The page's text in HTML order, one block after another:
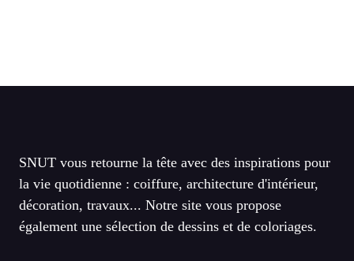
SNUT vous retourne la tête avec des inspirations pour
la vie quotidienne : coiffure, architecture d'intérieur,
décoration, travaux... Notre site vous propose
également une sélection de dessins et de coloriages.